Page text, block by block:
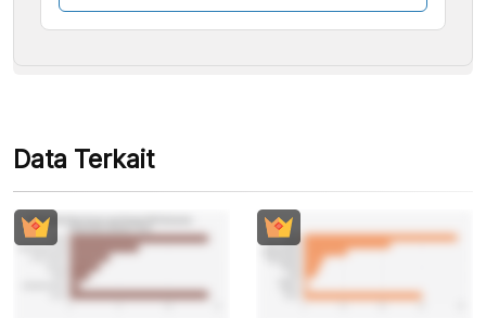
Beberapa metode pembayaran masih dalam
Data Terkait